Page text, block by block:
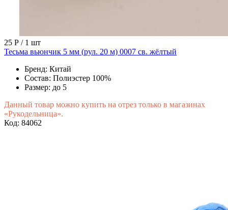
25 Р / 1 шт
Тесьма вьюнчик 5 мм (рул. 20 м) 0007 св. жёлтый
Бренд: Китай
Состав: Полиэстер 100%
Размер: до 5
Данный товар можно купить на отрез только в магазинах
«Рукодельница».
Код: 84062